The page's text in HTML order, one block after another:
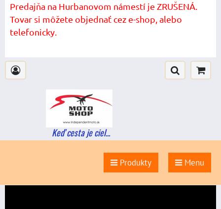
Predajňa na Hurbanovom námestí je ZRUŠENÁ.
Tovar si môžete objednať cez e-shop, alebo
telefonicky.
Keď cesta je ciel...
Produkty Menu